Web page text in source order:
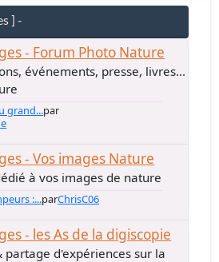
] -
- Forum Photo Nature
événements, presse, livres...
grand...par
- Vos images Nature
à vos images de nature
:...parChrisC06
- les As de la digiscopie
partage d'expériences sur la